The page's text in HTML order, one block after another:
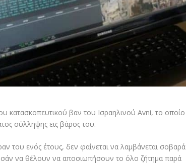
κατασκοπευτικού βαν του Ισραηλινού Avni, το οποίο
σύλληψης εις βάρος του.
του ενός έτους, δεν φαίνεται να λαμβάνεται σοβαρά
να θέλουν να αποσιωπήσουν το όλο ζήτημα παρά